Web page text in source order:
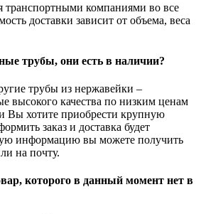
транспортными компаниями во все
доставки зависит от объема, веса
трубы, они есть в наличии?
трубы из нержавейки –
высокого качества по низким ценам
Вы хотите приобрести крупную
заказ и доставка будет
информацию вы можете получить
на почту.
которого в данный момент нет в